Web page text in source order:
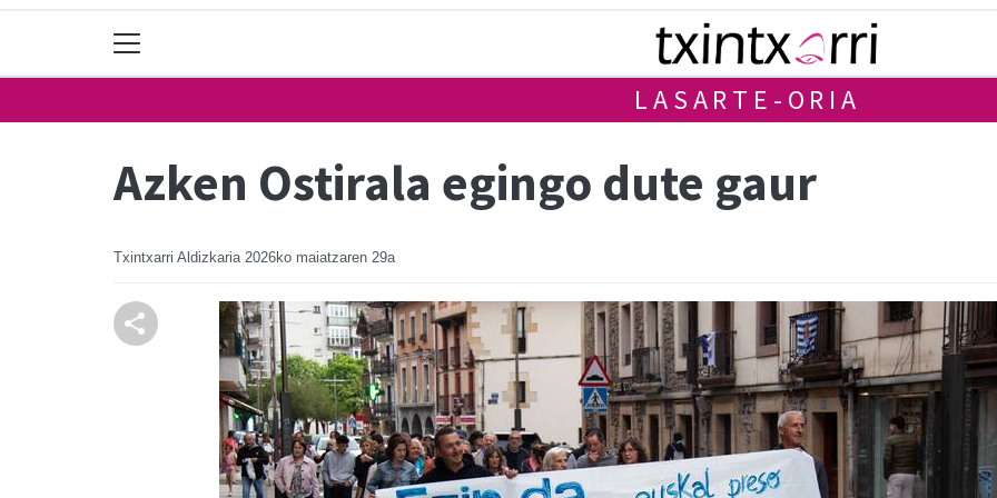
LASARTE-ORIA
Azken Ostirala egingo dute gaur
Txintxarri Aldizkaria 2026ko maiatzaren 29a